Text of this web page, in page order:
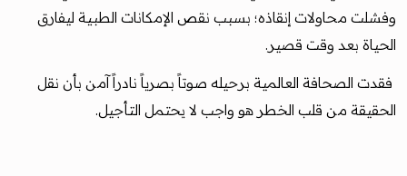
وفشلت محاولات إنقاذه؛ بسبب نقص الإمكانات الطبية ليفارق
الحياة بعد وقت قصير.
فقدت الصحافة العالمية برحيله صوتاً بصرياً نادراً آمن بأن نقل
الحقيقة من قلب الخطر هو واجب لا يحتمل التأجيل.